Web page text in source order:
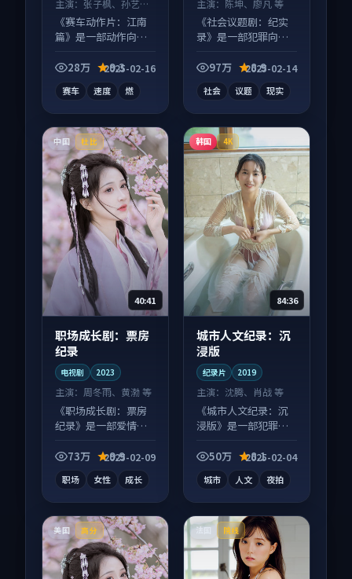
主演： 张子枫、孙艺珍
等
《赛车动作片：江南
篇》是一部动作向电
为内核，情感戏份扎
28万 9.3
2025-02-16
赛车 速度 燃
主演： 陈坤、廖凡 等
《社会议题剧：纪实
录》是一部犯罪向电
齐全，观感爽快不拖
97万 8.9
2025-02-14
社会 议题 现实
中国 杜比
40:41
职场成长剧：票房
纪录
电视剧 2023
主演： 周冬雨、黄渤 等
《职场成长剧：票房
纪录》是一部爱情向
凑信息量大，适合沉
73万 9.9
2025-02-09
职场 女性 成长
韩国 4K
84:36
城市人文纪录：沉
浸版
纪录片 2019
主演： 沈腾、肖战 等
《城市人文纪录：沉
浸版》是一部犯罪向
屏端观看，细节更丰
50万 8.1
2025-02-04
城市 人文 夜拍
美国 高分 法国 院线